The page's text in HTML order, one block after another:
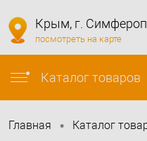
info@felicita-crimea.ru
Крым, г.
посмотреть на карте
Каталог товаров
Главная • Каталог